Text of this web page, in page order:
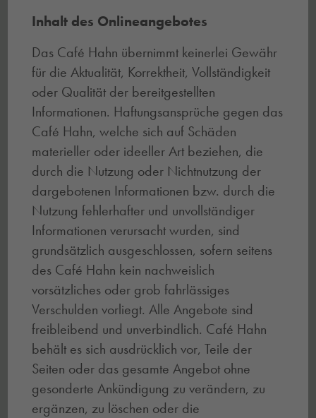
Inhalt des Onlineangebotes
Das Café Hahn übernimmt keinerlei Gewähr
für die Aktualität, Korrektheit, Vollständigkeit
oder Qualität der bereitgestellten
Informationen. Haftungsansprüche gegen das
Café Hahn, welche sich auf Schäden
materieller oder ideeller Art beziehen, die
durch die Nutzung oder Nichtnutzung der
dargebotenen Informationen bzw. durch die
Nutzung fehlerhafter und unvollständiger
Informationen verursacht wurden, sind
grundsätzlich ausgeschlossen, sofern seitens
des Café Hahn kein nachweislich
vorsätzliches oder grob fahrlässiges
Verschulden vorliegt. Alle Angebote sind
freibleibend und unverbindlich. Café Hahn
behält es sich ausdrücklich vor, Teile der
Seiten oder das gesamte Angebot ohne
gesonderte Ankündigung zu verändern, zu
ergänzen, zu löschen oder die